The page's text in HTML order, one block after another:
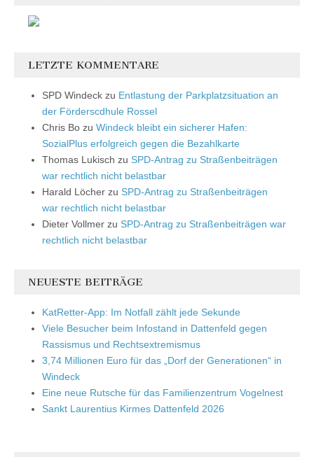
LETZTE KOMMENTARE
SPD Windeck zu Entlastung der Parkplatzsituation an
der Förderscdhule Rossel
Chris Bo zu Windeck bleibt ein sicherer Hafen:
SozialPlus erfolgreich gegen die Bezahlkarte
Thomas Lukisch zu SPD-Antrag zu Straßenbeiträgen
war rechtlich nicht belastbar
Harald Löcher zu SPD-Antrag zu Straßenbeiträgen
war rechtlich nicht belastbar
Dieter Vollmer zu SPD-Antrag zu Straßenbeiträgen war
rechtlich nicht belastbar
NEUESTE BEITRÄGE
KatRetter-App: Im Notfall zählt jede Sekunde
Viele Besucher beim Infostand in Dattenfeld gegen
Rassismus und Rechtsextremismus
3,74 Millionen Euro für das „Dorf der Generationen“ in
Windeck
Eine neue Rutsche für das Familienzentrum Vogelnest
Sankt Laurentius Kirmes Dattenfeld 2026